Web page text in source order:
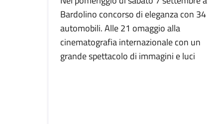
Bardolino concorso di eleganza con 34
automobili. Alle 21 omaggio alla
cinematografia internazionale con un
grande spettacolo di immagini e luci